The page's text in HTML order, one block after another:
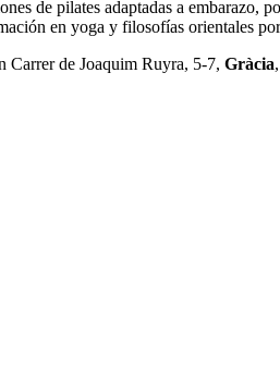
de pilates adaptadas a embarazo,
en yoga y filosofías orientales
Carrer de Joaquim Ruyra, 5-7, Gràcia